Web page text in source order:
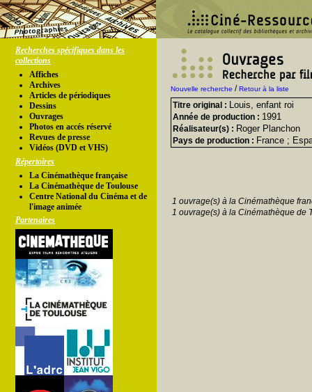
Recherches spécifiques dans les
collections
Affiches
Archives
Articles de périodiques
Dessins
Ouvrages
Photos en accés réservé
Revues de presse
Vidéos (DVD et VHS)
Répertoires
La Cinémathèque française
La Cinémathèque de Toulouse
Centre National du Cinéma et de
l'image animée
Partenaires
Nouvelle recherche /Retour à la liste
Titre original : Louis, enfant roi
Année de production : 1991
Réalisateur(s) : Roger Planchon
Pays de production : France ;
1 ouvrage(s) à la Cinémathèque
1 ouvrage(s) à la Cinémathèque de